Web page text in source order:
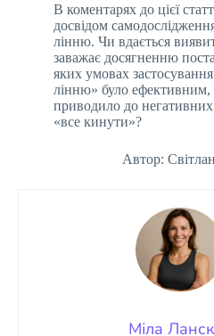
В коментарях до цієї
досвідом
лінню. Чи вдається
заважає досягненню
яких умовах
лінню» було ефективним,
приводило до
«все кинути»?
Автор:
Міла